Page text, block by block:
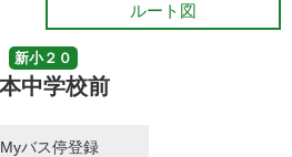
ルート図
新小２０
中学校前
Myバス停登録